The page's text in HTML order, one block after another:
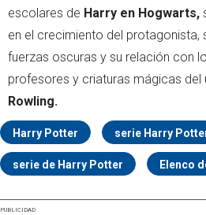
escolares de Harry en Hogwarts,
en el crecimiento del protagonista,
fuerzas oscuras y su relación con
profesores y criaturas mágicas del
Rowling.
Harry Potter serie Harry
serie de Harry Potter Elenco
PUBLICIDAD